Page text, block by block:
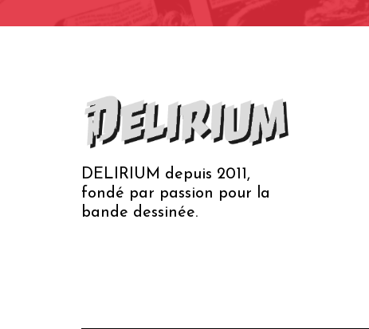
DELIRIUM depuis 2011,
fondé par passion pour la
bande dessinée.